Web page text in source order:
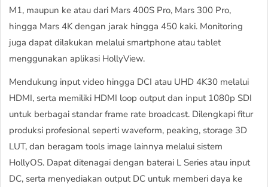
M1, maupun ke atau dari Mars 400S Pro, Mars 300 Pro,
hingga Mars 4K dengan jarak hingga 450 kaki. Monitoring
juga dapat dilakukan melalui smartphone atau tablet
menggunakan aplikasi HollyView.
Mendukung input video hingga DCI atau UHD 4K30 melalui
HDMI, serta memiliki HDMI loop output dan input 1080p SDI
untuk berbagai standar frame rate broadcast. Dilengkapi fitur
produksi profesional seperti waveform, peaking, storage 3D
LUT, dan beragam tools image lainnya melalui sistem
HollyOS. Dapat ditenagai dengan baterai L Series atau input
DC, serta menyediakan output DC untuk memberi daya ke